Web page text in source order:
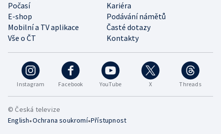
Instagram Facebook YouTube X Threads
Počasí
Kariéra
E-shop
Podávání námětů
Mobilní a TV aplikace
Časté dotazy
Vše o ČT
Kontakty
© Česká televize
English•Ochrana soukromí•Přístupnost